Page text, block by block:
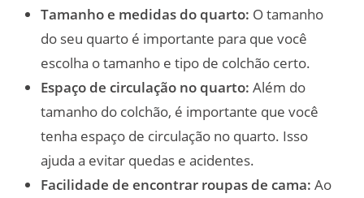
Tamanho e medidas do quarto: O tamanho
do seu quarto é importante para que você
escolha o tamanho e tipo de colchão certo.
Espaço de circulação no quarto: Além do
tamanho do colchão, é importante que você
tenha espaço de circulação no quarto. Isso
ajuda a evitar quedas e acidentes.
Facilidade de encontrar roupas de cama: Ao